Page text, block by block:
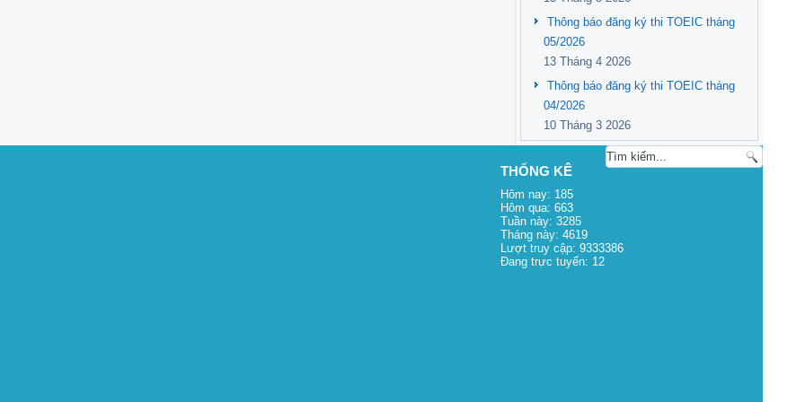
Thông báo đăng ký thi TOEIC tháng
05/2026
13 Tháng 4 2026
Thông báo đăng ký thi TOEIC tháng
04/2026
10 Tháng 3 2026
THỐNG KÊ
Hôm nay: 185
Hôm qua: 663
Tuần này: 3285
Tháng này: 4619
Lượt truy cập: 9333386
Đang trực tuyến: 12